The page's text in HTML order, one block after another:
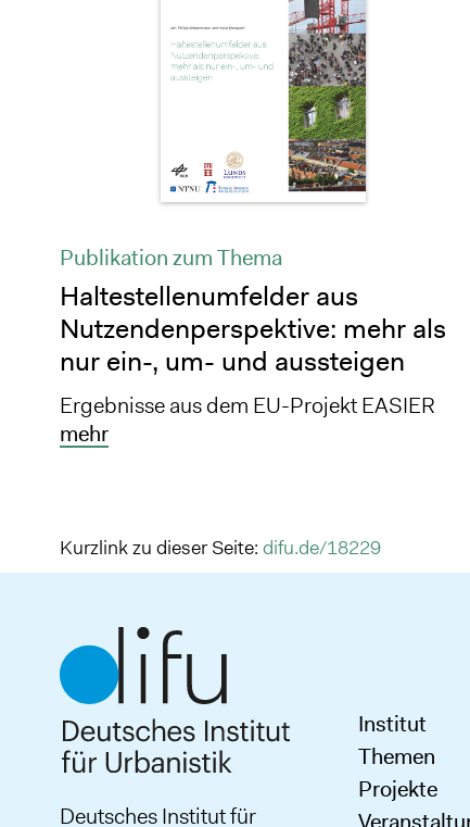
Publikation zum Thema
Haltestellenumfelder aus
Nutzendenperspektive: mehr als
nur ein-, um- und aussteigen
Ergebnisse aus dem EU-Projekt EASIER
mehr
Kurzlink zu dieser Seite: difu.de/18229
Institut
Themen
Projekte
Deutsches Institut für